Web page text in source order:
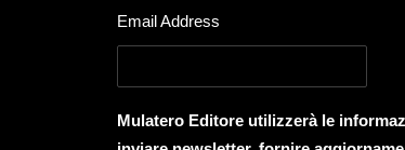
Email Address
Mulatero Editore utilizzerà le